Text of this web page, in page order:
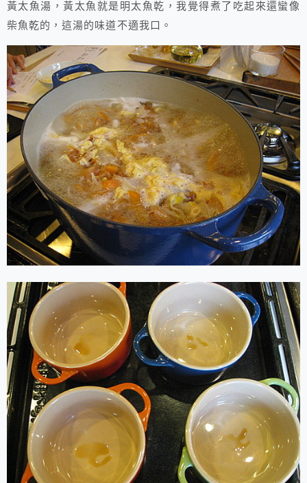
黃太魚湯，黃太魚就是明太魚乾，我覺得煮了吃起來還蠻像
柴魚乾的，這湯的味道不適我口。